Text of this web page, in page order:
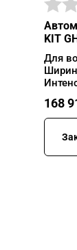
KIT
Для
168